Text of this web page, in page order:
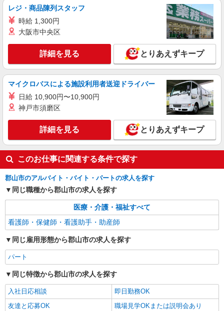
レジ・商品陳列スタッフ
時給 1,300円
大阪市中央区
詳細を見る とりあえずキープ
マイクロバスによる施設利用者送迎ドライバー
日給 10,900円〜10,900円
神戸市須磨区
詳細を見る とりあえずキープ
このお仕事に関連する条件で探す
郡山市のアルバイト・バイト・パートの求人を探す
同じ職種から郡山市の求人を探す
医療・介護・福祉すべて
看護師・保健師・看護助手・助産師
同じ雇用形態から郡山市の求人を探す
パート
同じ特徴から郡山市の求人を探す
入社日応相談
即日勤務OK
友達と応募OK
職場見学OKまたは説明会あり